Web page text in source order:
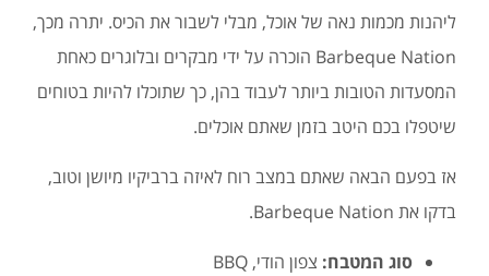
ליהנות מכמות נאה של אוכל, מבלי לשבור את הכיס. יתרה מכך,
Barbeque Nation הוכרה על ידי מבקרים ובלוגרים כאחת
המסעדות הטובות ביותר לעבוד בהן, כך שתוכלו להיות בטוחים
שיטפלו בכם היטב בזמן שאתם אוכלים.
אז בפעם הבאה שאתם במצב רוח לאיזה ברביקיו מיושן וטוב,
בדקו את Barbeque Nation.
סוג המטבח: צפון הודי, BBQ